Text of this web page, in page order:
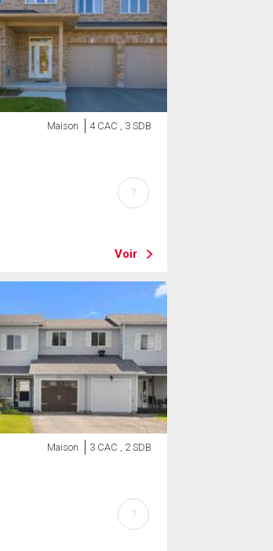
Maison 4 CAC , 3 SDB
Voir
?
Maison 3 CAC , 2 SDB
?